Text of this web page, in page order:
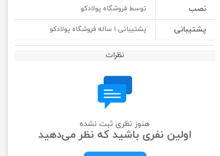
نصب توسط فروشگاه پولادکو
پشتیبانی پشتیبانی ۱ ساله فروشگاه پولادکو
نظرات
هنوز نظری ثبت نشده
اولین نفری باشید که نظر می‌دهید